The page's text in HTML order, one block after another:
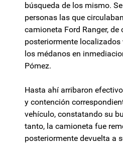
búsqueda de los mismo.
personas las que
camioneta Ford Ranger,
posteriormente
los médanos en
Pómez.
Hasta ahí arribaron
y contención
vehículo, constatando su
tanto, la camioneta fue
posteriormente devuelta a